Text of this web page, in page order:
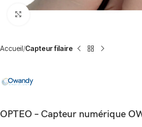
Accueil Capteur filaire
OPTEO – Capteur numérique